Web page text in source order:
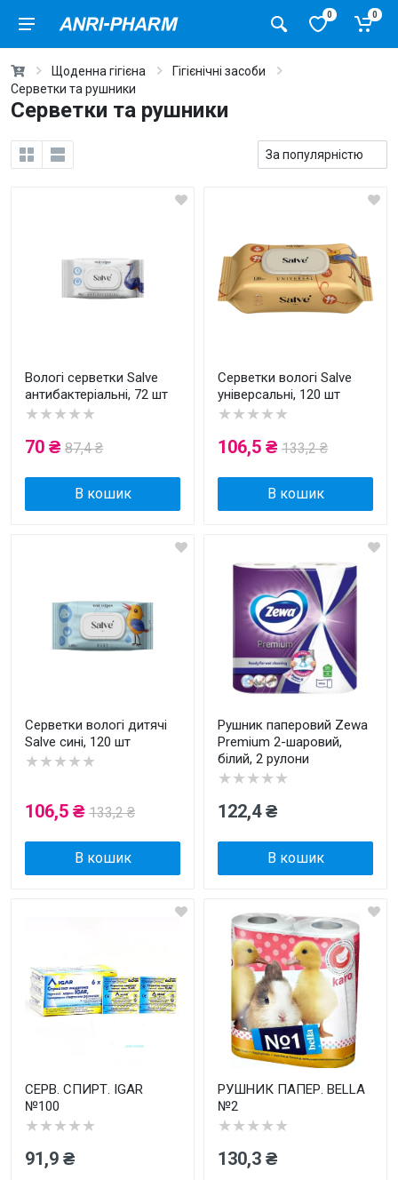
0 0
Щоденна гігієна
Гігієнічні засоби
Серветки та рушники
Серветки та рушники
Вологі серветки Salve
антибактеріальні, 72 шт
★★★★★
70 ₴ 87,4 ₴
В кошик
Серветки вологі Salve
універсальні, 120 шт
★★★★★
106,5 ₴ 133,2 ₴
В кошик
Серветки вологі дитячі
Salve сині, 120 шт
★★★★★
106,5 ₴ 133,2 ₴
В кошик
Рушник паперовий Zewa
Premium 2-шаровий,
білий, 2 рулони
★★★★★
122,4 ₴
В кошик
СЕРВ. СПИРТ. IGAR
№100
★★★★★
91,9 ₴
РУШНИК ПАПЕР. BELLA
№2
★★★★★
130,3 ₴